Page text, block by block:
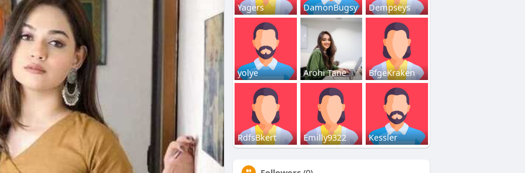
Yagers DamonBugsy Dempseys
yolye Arohi Tane BfgeKraken
RdfsBkert Emilly9322 Kessler